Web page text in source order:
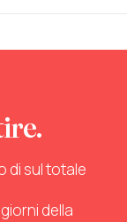
di sul totale
della